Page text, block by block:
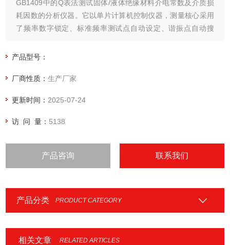
GB1409中的Q表法测试固体/液体绝缘材料介电常数及介质损
耗因数的分析仪器。它以单片计算机控制仪器，测量核心采用
了频率数字锁定、标准频率测试点自动设定、谐振点自动搜
路，使得调谐测试回路的残余电感减至低值，并保留了原Q表
为精确。
产品型号：
厂商性质：生产厂家
更新时间： 2025-07-24
访 问 量： 5138
产品咨询 联系我们
产品分类 PRODUCT CATEGORY
相关文章 RELATED ARTICLES